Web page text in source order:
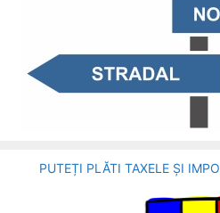
PUTEȚI PLĂTI TAXELE ȘI